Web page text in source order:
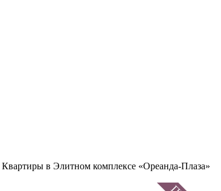
Квартиры в Элитном комплексе «Ореанда-Плаза»